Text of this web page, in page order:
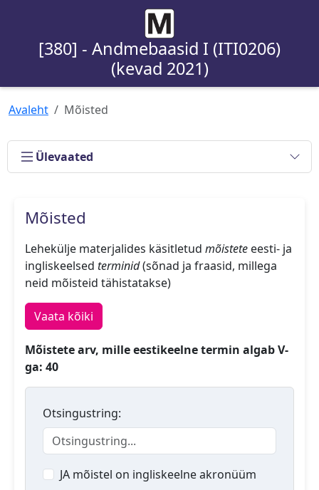
[380] - Andmebaasid I (ITI0206)
(kevad 2021)
Avaleht Mõisted
Ülevaated
Mõisted
Lehekülje materjalides käsitletud mõistete eesti- ja
ingliskeelsed terminid(sõnad ja fraasid, millega
neid mõisteid tähistatakse)
Vaata kõiki
Mõistete arv, mille eestikeelne termin algab V-
ga: 40
Otsingustring:
JA mõistel on ingliskeelne akronüüm